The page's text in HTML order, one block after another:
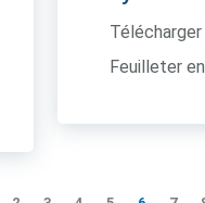
Feuilleter